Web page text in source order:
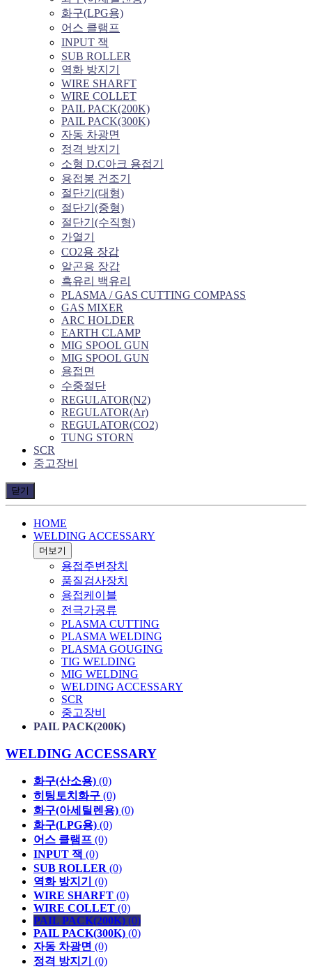
화구(LPG용)
어스 클램프
INPUT 잭
SUB ROLLER
역화 방지기
WIRE SHARFT
WIRE COLLET
PAIL PACK(200K)
PAIL PACK(300K)
자동 차광면
정격 방지기
소형 D.C아크 용접기
용접봉 건조기
절단기(대형)
절단기(중형)
절단기(수직형)
가열기
CO2용 장갑
알곤용 장갑
흑유리 백유리
PLASMA / GAS CUTTING COMPASS
GAS MIXER
ARC HOLDER
EARTH CLAMP
MIG SPOOL GUN
MIG SPOOL GUN
용접면
수중절단
REGULATOR(N2)
REGULATOR(Ar)
REGULATOR(CO2)
TUNG STORN
SCR
중고장비
닫기
HOME
WELDING ACCESSARY
더보기
용접주변장치
품질검사장치
용접케이블
전극가공류
PLASMA CUTTING
PLASMA WELDING
PLASMA GOUGING
TIG WELDING
MIG WELDING
WELDING ACCESSARY
SCR
중고장비
PAIL PACK(200K)
WELDING ACCESSARY
화구(산소용) (0)
히팅토치화구 (0)
화구(아세틸렌용) (0)
화구(LPG용) (0)
어스 클램프 (0)
INPUT 잭 (0)
SUB ROLLER (0)
역화 방지기 (0)
WIRE SHARFT (0)
WIRE COLLET (0)
PAIL PACK(200K) (0)
PAIL PACK(300K) (0)
자동 차광면 (0)
정격 방지기 (0)